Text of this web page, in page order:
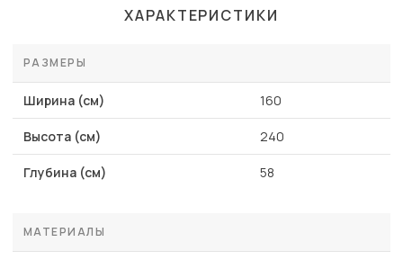
ХАРАКТЕРИСТИКИ
РАЗМЕРЫ
Ширина (см) 160
Высота (см) 240
Глубина (см) 58
МАТЕРИАЛЫ